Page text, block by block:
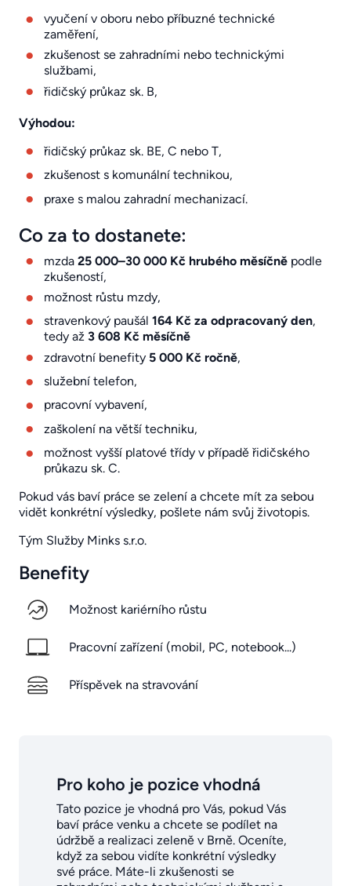
vyučení v oboru nebo příbuzné technické
zaměření,
zkušenost se zahradními nebo technickými
službami,
řidičský průkaz sk. B,
Výhodou:
řidičský průkaz sk. BE, C nebo T,
zkušenost s komunální technikou,
praxe s malou zahradní mechanizací.
Co za to dostanete:
mzda 25 000–30 000 Kč hrubého měsíčně podle
zkušeností,
možnost růstu mzdy,
stravenkový paušál 164 Kč za odpracovaný den,
tedy až 3 608 Kč měsíčně
zdravotní benefity 5 000 Kč ročně,
služební telefon,
pracovní vybavení,
zaškolení na větší techniku,
možnost vyšší platové třídy v případě řidičského
průkazu sk. C.
Pokud vás baví práce se zelení a chcete mít za sebou
vidět konkrétní výsledky, pošlete nám svůj životopis.
Tým Služby Minks s.r.o.
Benefity
Možnost kariérního růstu
Pracovní zařízení (mobil, PC, notebook...)
Příspěvek na stravování
Pro koho je pozice vhodná
Tato pozice je vhodná pro Vás, pokud Vás
baví práce venku a chcete se podílet na
údržbě a realizaci zeleně v Brně. Oceníte,
když za sebou vidíte konkrétní výsledky
své práce. Máte-li zkušenosti se